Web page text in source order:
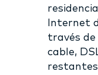
Internet
través de
cable,
restantes